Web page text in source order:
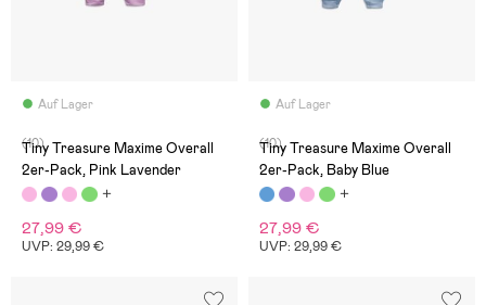
Auf Lager
(10)
Tiny Treasure Maxime Overall
2er-Pack, Pink Lavender
27,99 €
UVP: 29,99 €
Auf Lager
(10)
Tiny Treasure Maxime Overall
2er-Pack, Baby Blue
27,99 €
UVP: 29,99 €